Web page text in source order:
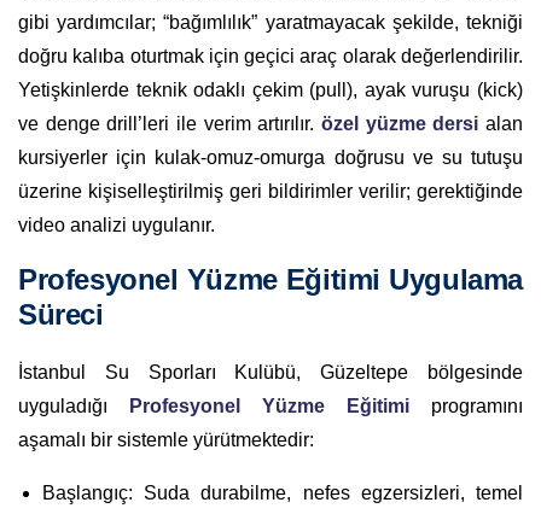
gibi yardımcılar; “bağımlılık” yaratmayacak şekilde, tekniği
doğru kalıba oturtmak için geçici araç olarak değerlendirilir.
Yetişkinlerde teknik odaklı çekim (pull), ayak vuruşu (kick)
ve denge drill’leri ile verim artırılır. özel yüzme dersi alan
kursiyerler için kulak-omuz-omurga doğrusu ve su tutuşu
üzerine kişiselleştirilmiş geri bildirimler verilir; gerektiğinde
video analizi uygulanır.
Profesyonel Yüzme Eğitimi Uygulama
Süreci
İstanbul Su Sporları Kulübü, Güzeltepe bölgesinde
uyguladığı
Profesyonel Yüzme Eğitimi programını
aşamalı bir sistemle yürütmektedir:
Başlangıç: Suda durabilme, nefes egzersizleri, temel